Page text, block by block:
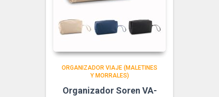
ORGANIZADOR VIAJE (MALETINES
Y MORRALES)
Organizador Soren VA-